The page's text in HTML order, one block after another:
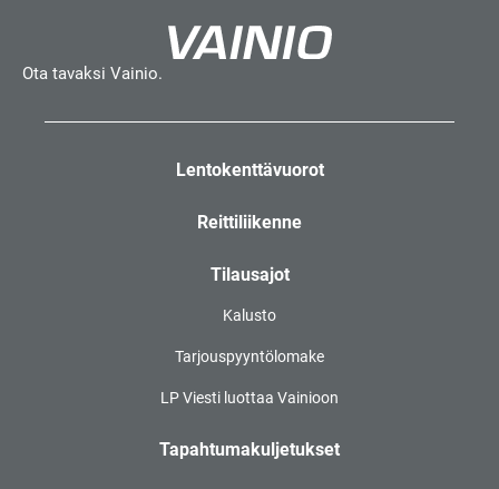
Ota tavaksi Vainio.
Lentokenttävuorot
Reittiliikenne
Tilausajot
Kalusto
Tarjouspyyntölomake
LP Viesti luottaa Vainioon
Tapahtumakuljetukset